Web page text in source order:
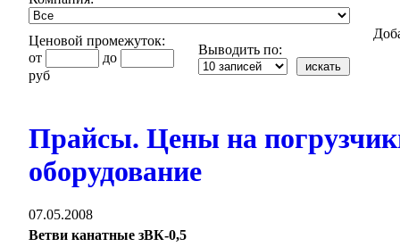
Ценовой промежуток:
от
до
руб
Выводить по:
Прайсы. Цены на
оборудование
07.05.2008
Ветви канатные зВК-0,5